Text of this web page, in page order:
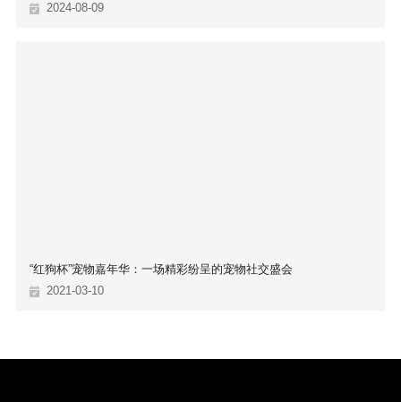
2024-08-09
“红狗杯”宠物嘉年华：一场精彩纷呈的宠物社交盛会
2021-03-10